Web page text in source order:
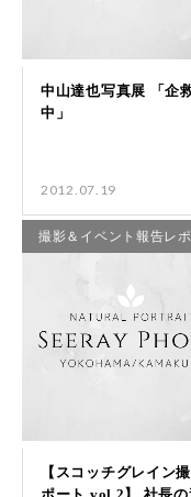
2012.07.19
撮影＆イベント報告レポ